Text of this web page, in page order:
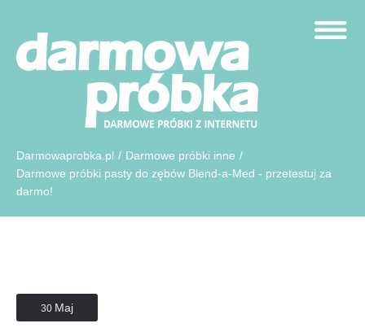
Darmowaprobka.pl / Darmowe próbki inne /
Darmowe próbki pasty do zębów Blend-a-Med - przetestuj za
darmo!
30 Maj